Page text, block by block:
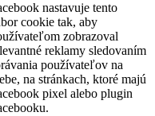
nastavuje tento
cookie tak, aby
zobrazoval
reklamy sledovaním
používateľov na
na stránkach, ktoré majú
pixel alebo plugin